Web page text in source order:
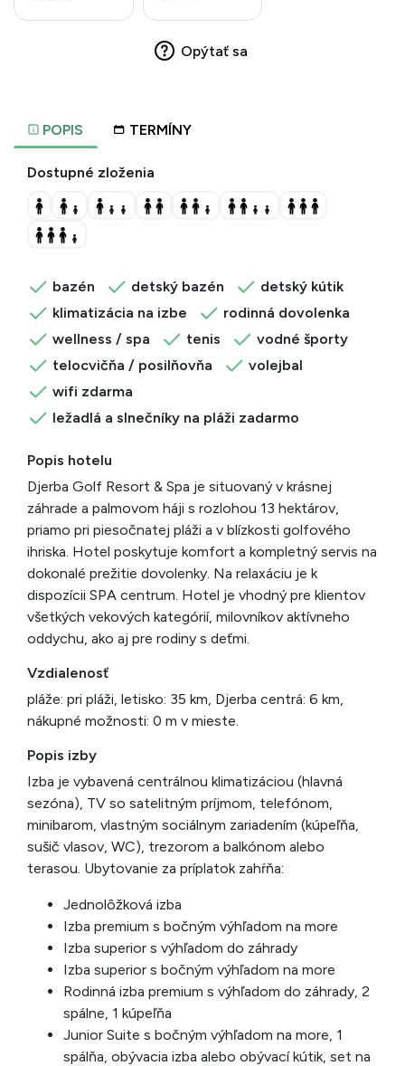
POPIS TERMÍNY
Dostupné zloženia
bazén detský bazén
detský kútik
klimatizácia na izbe
rodinná dovolenka
wellness / spa
tenis
vodné športy
telocvičňa / posilňovňa
volejbal
wifi zdarma
ležadlá a slnečníky na pláži zadarmo
Popis hotelu
Djerba Golf Resort & Spa je situovaný v krásnej
záhrade a palmovom háji s rozlohou 13 hektárov,
priamo pri piesočnatej pláži a v blízkosti golfového
ihriska. Hotel poskytuje komfort a kompletný servis na
dokonalé prežitie dovolenky. Na relaxáciu je k
dispozícii SPA centrum. Hotel je vhodný pre klientov
všetkých vekových kategórií, milovníkov aktívneho
oddychu, ako aj pre rodiny s deťmi.
Vzdialenosť
pláže: pri pláži, letisko: 35 km, Djerba centrá: 6 km,
nákupné možnosti: 0 m v mieste.
Popis izby
Izba je vybavená centrálnou klimatizáciou (hlavná
sezóna), TV so satelitným príjmom, telefónom,
minibarom, vlastným sociálnym zariadením (kúpeľňa,
sušič vlasov, WC), trezorom a balkónom alebo
terasou. Ubytovanie za príplatok zahŕňa:
Jednolôžková izba
Izba premium s bočným výhľadom na more
Izba superior s výhľadom do záhrady
Izba superior s bočným výhľadom na more
Rodinná izba premium s výhľadom do záhrady, 2
spálne, 1 kúpeľňa
Junior Suite s bočným výhľadom na more, 1
spálňa, obývacia izba alebo obývací kútik, set na
Opýtať sa